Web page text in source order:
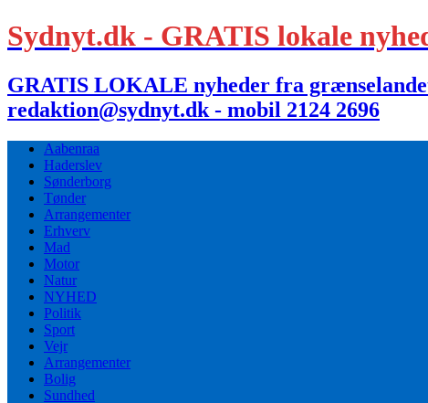
Sydnyt.dk - GRATIS lokale
GRATIS LOKALE nyheder fra
redaktion@sydnyt.dk - mobil 2124 2696
Aabenraa
Haderslev
Sønderborg
Tønder
Arrangementer
Erhverv
Mad
Motor
Natur
NYHED
Politik
Sport
Vejr
Arrangementer
Bolig
Sundhed